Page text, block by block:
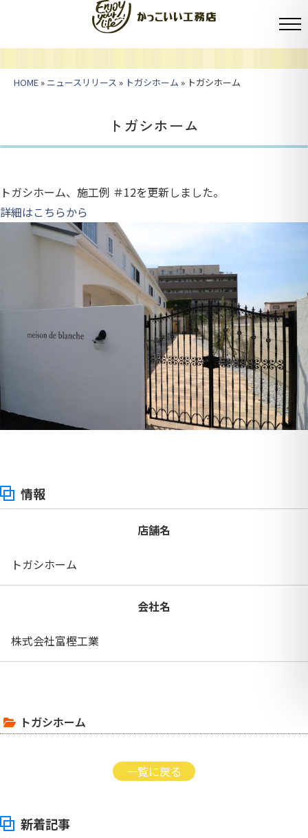
HOME» ニュースリリース » トガシホーム » トガシホーム
トガシホーム
トガシホーム、施工例 ＃12を更新しました。
詳細はこちらから
情報
店舗名
トガシホーム
会社名
株式会社富樫工業
トガシホーム
一覧に戻る
新着記事